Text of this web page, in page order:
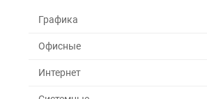
Графика
Офисные
Интернет